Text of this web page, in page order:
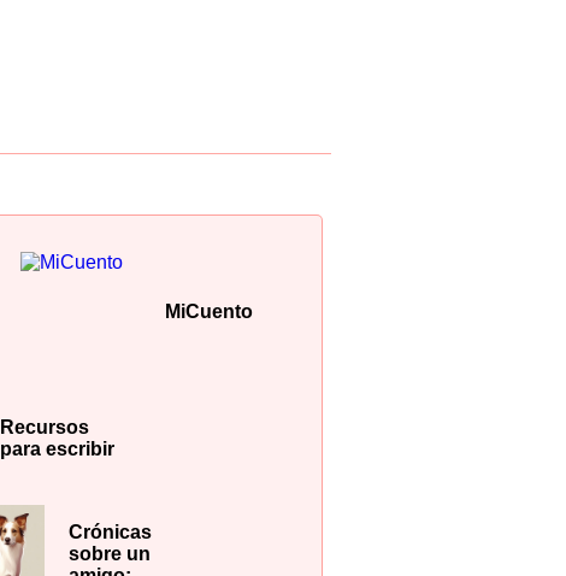
MiCuento
Recursos
para escribir
Crónicas
sobre un